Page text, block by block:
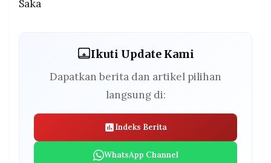
Saka
Ikuti Update Kami
Dapatkan berita dan artikel pilihan
langsung di:
Indeks Berita
WhatsApp Channel